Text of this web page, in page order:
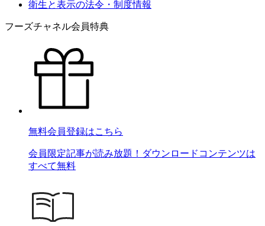
衛生と表示の法令・制度情報
フーズチャネル会員特典
無料会員登録はこちら
会員限定記事が読み放題！ダウンロードコンテンツは
すべて無料